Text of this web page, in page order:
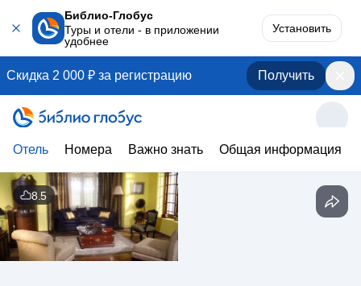
Библио-Глобус
Туры и отели - в приложении
удобнее
Установить
Скидка 2 000 ₽ за регистрацию Получить
Отель Номера Важно знать Общая информация
8.5